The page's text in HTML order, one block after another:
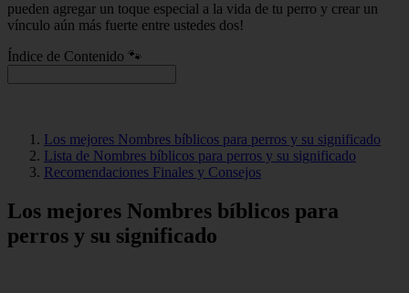
pueden agregar un toque especial a la vida de tu perro y crear un
vínculo aún más fuerte entre ustedes dos!
Índice de Contenido 🐾
Los mejores Nombres bíblicos para perros y su significado
Lista de Nombres bíblicos para perros y su significado
Recomendaciones Finales y Consejos
Los mejores Nombres bíblicos para
perros y su significado